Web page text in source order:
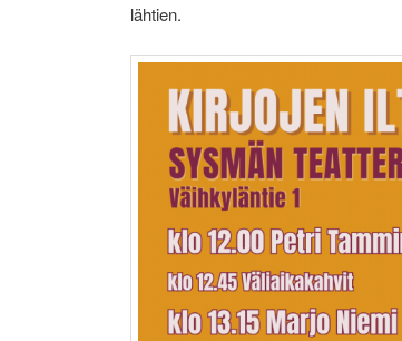
lähtien.